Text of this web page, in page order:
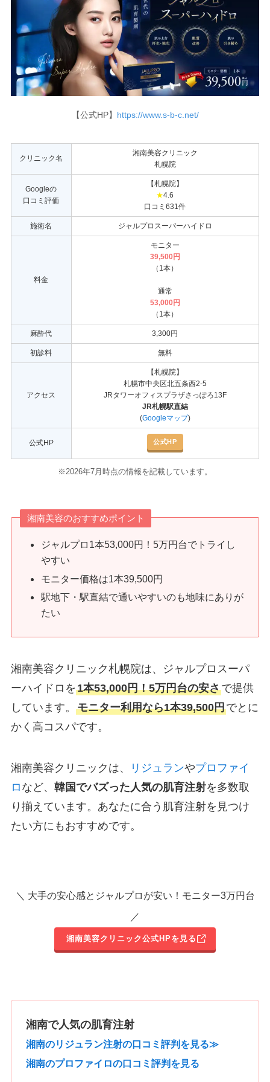
【公式HP】 https://www.s-b-c.net/
クリニック名
湘南美容クリニック
札幌院
Googleの
口コミ評価
【札幌院】
★4.6
口コミ631件
施術名 ジャルプロスーパーハイドロ
料金
モニター
39,500円
（1本）
通常
53,000円
（1本）
麻酔代 3,300円
初診料 無料
アクセス
【札幌院】
札幌市中央区北五条西2-5
JRタワーオフィスプラザさっぽろ13F
JR札幌駅直結
(Googleマップ)
公式HP 公式HP
※2026年7月時点の情報を記載しています。
湘南美容のおすすめポイント
ジャルプロ1本53,000円！5万円台でトライし
やすい
モニター価格は1本39,500円
駅地下・駅直結で通いやすいのも地味にありが
たい
湘南美容クリニック札幌院は、ジャルプロスーパ
ーハイドロを1本53,000円！5万円台の安さで提供
しています。 モニター利用なら1本39,500円でとに
かく高コスパです。
湘南美容クリニックは、 リジュランやプロファイ
ロ など、 韓国でバズった人気の肌育注射を多数取
り揃えています。あなたに合う肌育注射を見つけ
たい方にもおすすめです。
＼ 大手の安心感とジャルプロが安い！モニター3万円台
／
湘南美容クリニック公式HPを見る
湘南で人気の肌育注射
湘南のリジュラン注射の口コミ評判を見る≫
湘南のプロファイロの口コミ評判を見る